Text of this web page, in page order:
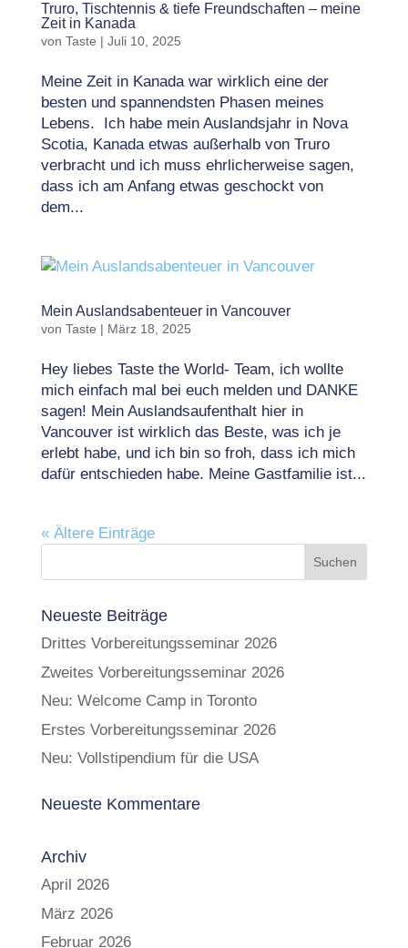
Truro, Tischtennis & tiefe Freundschaften – meine
Zeit in Kanada
von Taste | Juli 10, 2025
Meine Zeit in Kanada war wirklich eine der
besten und spannendsten Phasen meines
Lebens. Ich habe mein Auslandsjahr in Nova
Scotia, Kanada etwas außerhalb von Truro
verbracht und ich muss ehrlicherweise sagen,
dass ich am Anfang etwas geschockt von
dem...
Mein Auslandsabenteuer in Vancouver
von Taste | März 18, 2025
Hey liebes Taste the World- Team, ich wollte
mich einfach mal bei euch melden und DANKE
sagen! Mein Auslandsaufenthalt hier in
Vancouver ist wirklich das Beste, was ich je
erlebt habe, und ich bin so froh, dass ich mich
dafür entschieden habe. Meine Gastfamilie ist...
« Ältere Einträge
Neueste Beiträge
Drittes Vorbereitungsseminar 2026
Zweites Vorbereitungsseminar 2026
Neu: Welcome Camp in Toronto
Erstes Vorbereitungsseminar 2026
Neu: Vollstipendium für die USA
Neueste Kommentare
Archiv
April 2026
März 2026
Februar 2026